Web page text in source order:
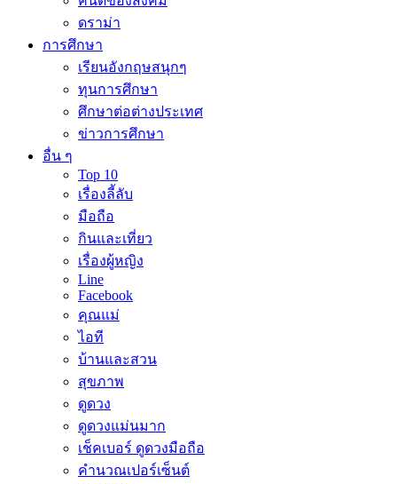
ดราม่า
การศึกษา
เรียนอังกฤษสนุกๆ
ทุนการศึกษา
ศึกษาต่อต่างประเทศ
ข่าวการศึกษา
อื่น ๆ
Top 10
เรื่องลี้ลับ
มือถือ
กินและเที่ยว
เรื่องผู้หญิง
Line
Facebook
คุณแม่
ไอที
บ้านและสวน
สุขภาพ
ดูดวง
ดูดวงแม่นมาก
เช็คเบอร์ ดูดวงมือถือ
คำนวณเปอร์เซ็นต์